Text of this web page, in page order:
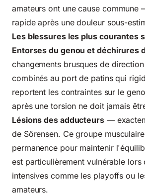
amateurs ont une cause commune
rapide après une douleur sous-
Les blessures les plus courantes
Entorses du genou et déchirures
changements brusques de
combinés au port de patins qui
reportent les contraintes sur le
après une torsion ne doit jamais
Lésions des adducteurs—
de Sörensen. Ce groupe
permanence pour maintenir
est particulièrement vulnérable lors
intensives comme les playoffs ou
amateurs.